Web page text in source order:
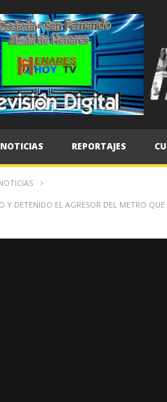
NOTICIAS REPORTAJES
Y DETENIDO EL AGRESOR DEL METRO